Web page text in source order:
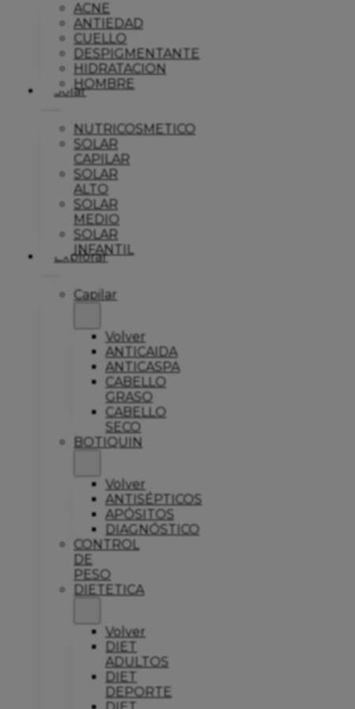
ACNE
ANTIEDAD
CUELLO
DESPIGMENTANTE
HIDRATACION
HOMBRE
Solar
NUTRICOSMETICO
SOLAR
CAPILAR
SOLAR
ALTO
SOLAR
MEDIO
SOLAR
INFANTIL
Explorar
Capilar
Volver
ANTICAIDA
ANTICASPA
CABELLO
GRASO
CABELLO
SECO
BOTIQUIN
Volver
ANTISÉPTICOS
APÓSITOS
DIAGNÓSTICO
CONTROL
DE
PESO
DIETETICA
Volver
DIET
ADULTOS
DIET
DEPORTE